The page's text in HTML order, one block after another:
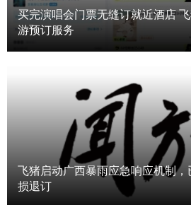
买完演唱会门票无缝订就近酒店
游预订服务
飞猪启动广西暴雨应急响应机制
损退订